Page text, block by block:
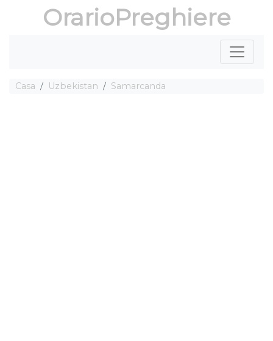
OrarioPreghiere
Casa Uzbekistan Samarcanda